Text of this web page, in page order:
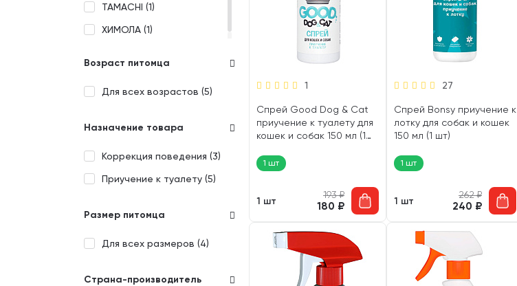
TAMACHI (1)
ХИМОЛА (1)
Возраст питомца
Для всех возрастов (5)
Назначение товара
Коррекция поведения (3)
Приучение к туалету (5)
Размер питомца
Для всех размеров (4)
Страна-производитель
1
Спрей Good Dog & Cat
приучение к туалету для
кошек и собак 150 мл (1
1 шт
1 шт
193₽
180 ₽
27
Спрей Bonsy приучение к
лотку для собак и кошек
150 мл (1 шт)
1 шт
1 шт
262₽
240 ₽